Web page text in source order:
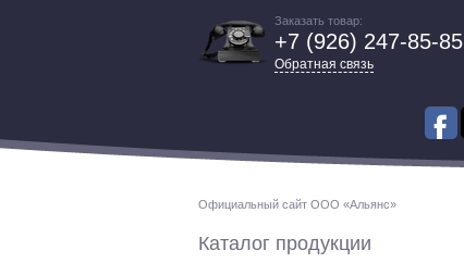
Заказать товар:
+7 (926) 247-85-85
Обратная связь
Официальный сайт ООО «Альянс»
Каталог продукции